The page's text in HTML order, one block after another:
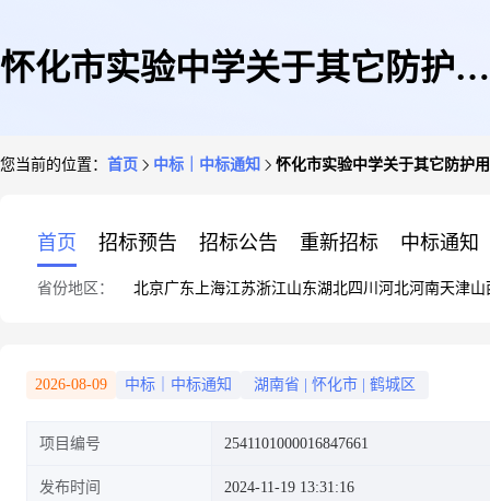
怀化市实验中学关于其它防护用
您当前的位置： 首页 中标｜中标通知 怀化市实验中学关于其它防护
首页 招标预告 招标公告 重新招标 中标通知
省份地区： 北京广东 上海江苏浙江山东湖北四川 河北河南天津山
2026-08-09 中标｜中标通知 湖南省 怀化市 鹤城区
项目编号 2541101000016847661
发布时间 2024-11-19 13:31:16